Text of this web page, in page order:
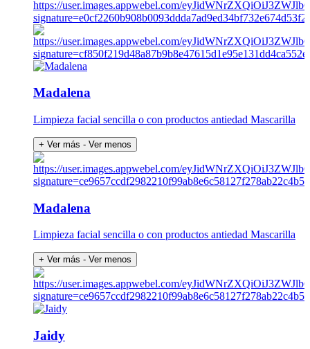
Madalena
Limpieza facial sencilla o con productos antiedad Mascarilla
+ Ver más - Ver menos
Madalena
Limpieza facial sencilla o con productos antiedad Mascarilla
+ Ver más - Ver menos
Jaidy